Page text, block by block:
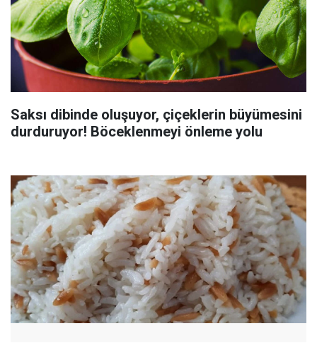
Saksı dibinde oluşuyor, çiçeklerin büyümesini
durduruyor! Böceklenmeyi önleme yolu